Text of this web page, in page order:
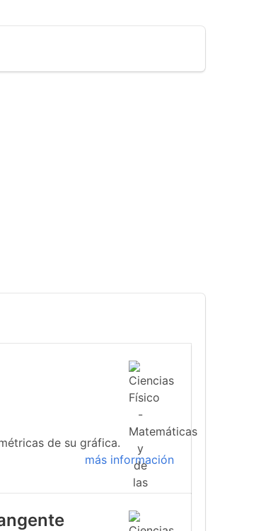
de su gráfica.
más información